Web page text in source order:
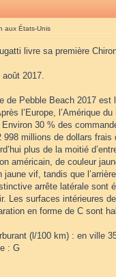
aux États-Unis
livre sa première
août 2017.
de Pebble Beach 2017
l’Europe, l’Amérique
30 % des
millions de dollars
plus de la moitié
américain, de couleur
vif, tandis que
arrête latérale sont
Les surfaces intérieures
en forme de C sont
(l/100 km) : en ville
: G